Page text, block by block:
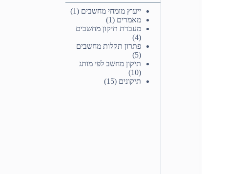
ייעוץ מומחי מחשבים (1)
מאמרים (1)
מעבדת תיקון מחשבים
(4)
פתרון תקלות מחשבים
(5)
תיקון מחשב לפי מותג
(10)
תיקונים (15)